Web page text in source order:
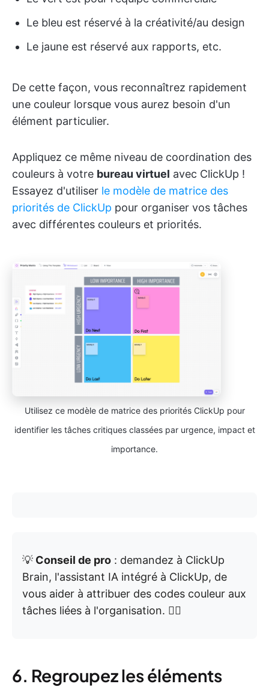
Le bleu est réservé à la créativité/au design
Le jaune est réservé aux rapports, etc.
De cette façon, vous reconnaîtrez rapidement
une couleur lorsque vous aurez besoin d'un
élément particulier.
Appliquez ce même niveau de coordination des
couleurs à votre bureau virtuel avec ClickUp !
Essayez d'utiliser le modèle de matrice des
priorités de ClickUp pour organiser vos tâches
avec différentes couleurs et priorités.
Utilisez ce modèle de matrice des priorités ClickUp pour
identifier les tâches critiques classées par urgence, impact et
importance.
💡 Conseil de pro : demandez à ClickUp
Brain, l'assistant IA intégré à ClickUp, de
vous aider à attribuer des codes couleur aux
tâches liées à l'organisation. 👇🏼
6. Regroupez les éléments